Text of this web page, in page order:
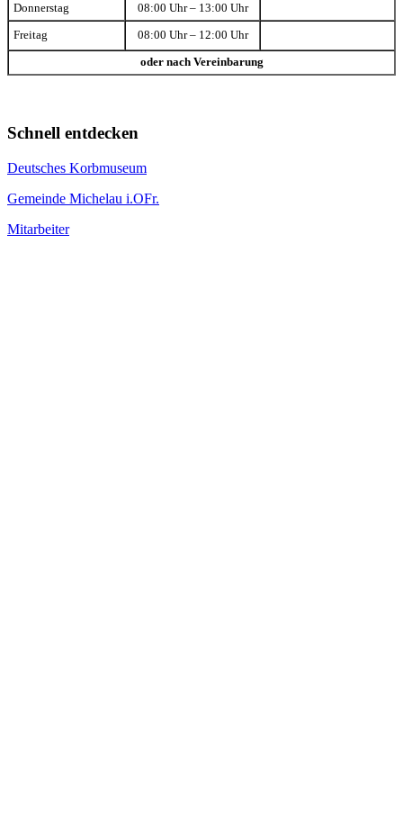
Donnerstag 08:00 Uhr – 13:00 Uhr
Freitag 08:00 Uhr – 12:00 Uhr
oder nach Vereinbarung
Schnell entdecken
Deutsches Korbmuseum
Gemeinde Michelau i.OFr.
Mitarbeiter